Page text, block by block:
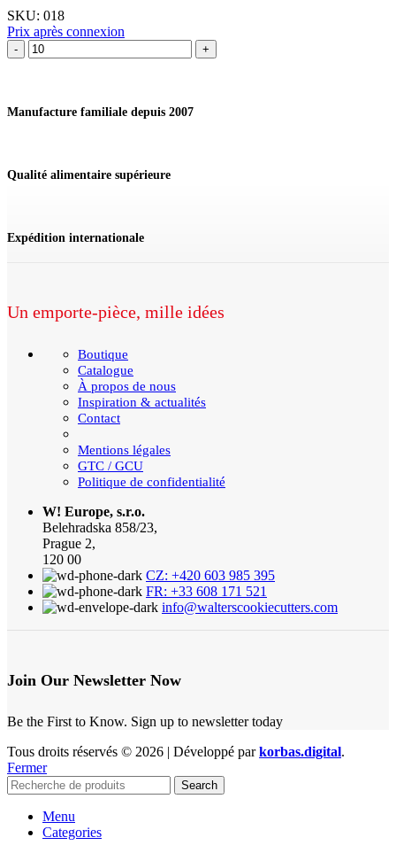
SKU: 018
Prix après connexion
quantité
de
Sapin
Manufacture familiale depuis 2007
Qualité alimentaire supérieure
Expédition internationale
Un emporte-pièce, mille idées
Boutique
Catalogue
À propos de nous
Inspiration & actualités
Contact
Mentions légales
GTC / GCU
Politique de confidentialité
W! Europe, s.r.o.
Belehradska 858/23,
Prague 2,
120 00
CZ: +420 603 985 395
FR: +33 608 171 521
info@walterscookiecutters.com
Join Our Newsletter Now
Be the First to Know. Sign up to newsletter today
Tous droits réservés © 2026 | Développé parkorbas.digital.
Fermer
Search
Menu
Categories